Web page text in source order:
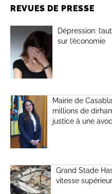
REVUES DE PRESSE
Dépression:
sur l’économie
Mairie de
millions de
justice à une
Grand Stade
vitesse